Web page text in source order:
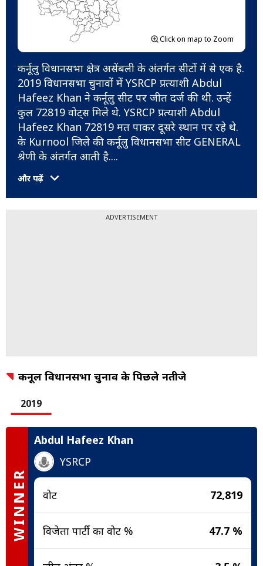
Click on map to Zoom
कर्नूलु विधानसभा क्षेत्र असेंबली के अंतर्गत सीटों में से एक है.
2019 विधानसभा चुनावों में YSRCP प्रत्याशी Abdul
Hafeez Khan ने कर्नूलु सीट पर जीत दर्ज की थी. उन्हें
कुल 72819 वोट्स मिले थे. YSRCP प्रत्याशी Abdul
Hafeez Khan 72819 मत पाकर दूसरे स्थान पर रहे थे.
के Kurnool जिले की कर्नूलु विधानसभा सीट GENERAL
श्रेणी के अंतर्गत आती है....
और पढ़ें
ADVERTISEMENT
कर्नूल विधानसभा चुनाव के पिछले नतीजे
2019
WINNER
Abdul Hafeez Khan
YSRCP
वोट 72,819
विजेता पार्टी का वोट % 47.7 %